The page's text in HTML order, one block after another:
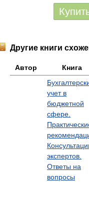
Другие книги
Автор Книга
учет в
бюджетной
сфере.
экспертов.
Ответы на
вопросы